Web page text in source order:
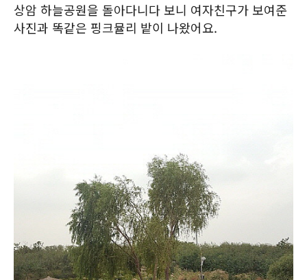
상암 하늘공원을 돌아다니다 보니 여자친구가 보여준
사진과 똑같은 핑크뮬리 밭이 나왔어요.